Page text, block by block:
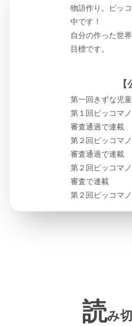
物語作り。ピッ
中です！
自分の作った世
目標です。
第一回きずな児
第１回ピッコマ
審査通過で連載
第２回ピッコマ
審査通過で連載
第２回ピッコマ
審査で連載
第２回ピッコマ
読み